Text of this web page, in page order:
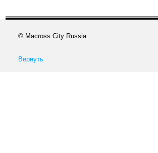
© Macross City Russia
Вернуть